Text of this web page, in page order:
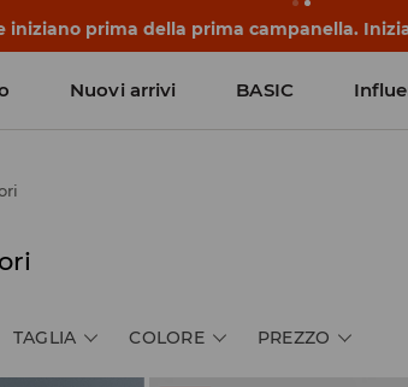
iniziano prima della prima campanella.
Nuovi arrivi BASIC
TAGLIA COLORE PREZZO